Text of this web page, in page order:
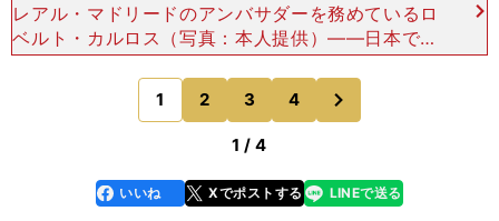
レアル・マドリードのアンバサダーを務めているロ
ベルト・カルロス（写真：本人提供）――日本でも
緊急事態宣言が延長される方針が示されました。や
むを得ず出勤する人もいますが、不要不急の外出を
抑えきれていない
1 2 3 4
のページへ
1 / 4
faceboo
k
いいね Xでポストする
line LINEで送る